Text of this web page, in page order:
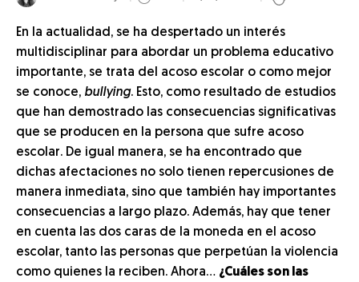
En la actualidad, se ha despertado un interés
multidisciplinar para abordar un problema educativo
importante, se trata del acoso escolar o como mejor
se conoce, bullying. Esto, como resultado de estudios
que han demostrado las consecuencias significativas
que se producen en la persona que sufre acoso
escolar. De igual manera, se ha encontrado que
dichas afectaciones no solo tienen repercusiones de
manera inmediata, sino que también hay importantes
consecuencias a largo plazo. Además, hay que tener
en cuenta las dos caras de la moneda en el acoso
escolar, tanto las personas que perpetúan la violencia
como quienes la reciben. Ahora… ¿Cuáles son las